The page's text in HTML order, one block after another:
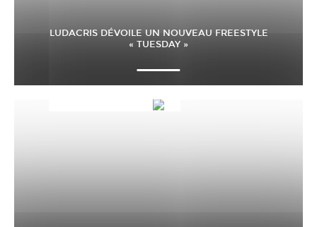
LUDACRIS DÉVOILE UN NOUVEAU FREESTYLE
« TUESDAY »